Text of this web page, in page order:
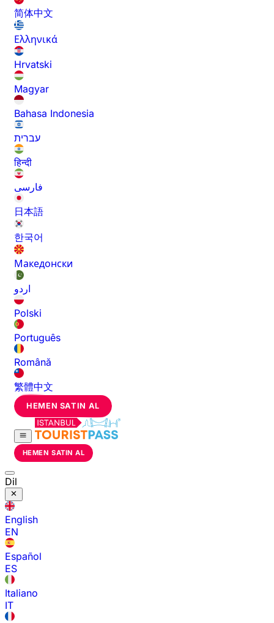
简体中文
Ελληνικά
Hrvatski
Magyar
Bahasa Indonesia
עברית
हिन्दी
فارسی
日本語
한국어
Македонски
اردو
Polski
Português
Română
繁體中文
HEMEN SATIN AL
HEMEN SATIN AL
Dil
English
EN
Español
ES
Italiano
IT